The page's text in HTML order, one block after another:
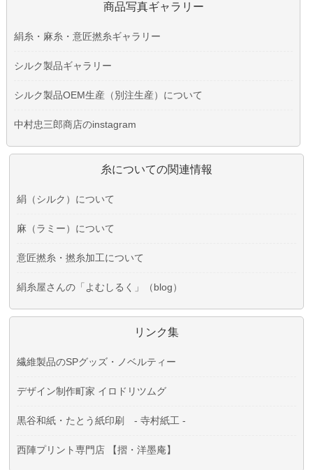
商品写真ギャラリー
絹糸・麻糸・意匠撚糸ギャラリー
シルク製品ギャラリー
シルク製品OEM生産（別注生産）について
中村忠三郎商店のinstagram
糸についての関連情報
絹（シルク）について
麻（ラミー）について
意匠撚糸・撚糸加工について
絹糸屋さんの「よむしるく」（blog）
リンク集
繊維製品のSPグッズ・ノベルティー
デザイン制作町家 イロドリツムグ
黒谷和紙・たとう紙印刷 - 寺村紙工 -
西陣プリント専門店 【摺・洋墨庵】